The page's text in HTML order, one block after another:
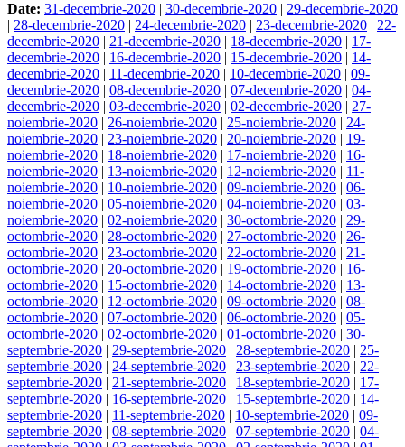
Date: 31-decembrie-2020 | 30-decembrie-2020 | 29-decembrie-2020
| 28-decembrie-2020 | 24-decembrie-2020 | 23-decembrie-2020 | 22-
decembrie-2020 | 21-decembrie-2020 | 18-decembrie-2020 | 17-
decembrie-2020 | 16-decembrie-2020 | 15-decembrie-2020 | 14-
decembrie-2020 | 11-decembrie-2020 | 10-decembrie-2020 | 09-
decembrie-2020 | 08-decembrie-2020 | 07-decembrie-2020 | 04-
decembrie-2020 | 03-decembrie-2020 | 02-decembrie-2020 | 27-
noiembrie-2020 | 26-noiembrie-2020 | 25-noiembrie-2020 | 24-
noiembrie-2020 | 23-noiembrie-2020 | 20-noiembrie-2020 | 19-
noiembrie-2020 | 18-noiembrie-2020 | 17-noiembrie-2020 | 16-
noiembrie-2020 | 13-noiembrie-2020 | 12-noiembrie-2020 | 11-
noiembrie-2020 | 10-noiembrie-2020 | 09-noiembrie-2020 | 06-
noiembrie-2020 | 05-noiembrie-2020 | 04-noiembrie-2020 | 03-
noiembrie-2020 | 02-noiembrie-2020 | 30-octombrie-2020 | 29-
octombrie-2020 | 28-octombrie-2020 | 27-octombrie-2020 | 26-
octombrie-2020 | 23-octombrie-2020 | 22-octombrie-2020 | 21-
octombrie-2020 | 20-octombrie-2020 | 19-octombrie-2020 | 16-
octombrie-2020 | 15-octombrie-2020 | 14-octombrie-2020 | 13-
octombrie-2020 | 12-octombrie-2020 | 09-octombrie-2020 | 08-
octombrie-2020 | 07-octombrie-2020 | 06-octombrie-2020 | 05-
octombrie-2020 | 02-octombrie-2020 | 01-octombrie-2020 | 30-
septembrie-2020 | 29-septembrie-2020 | 28-septembrie-2020 | 25-
septembrie-2020 | 24-septembrie-2020 | 23-septembrie-2020 | 22-
septembrie-2020 | 21-septembrie-2020 | 18-septembrie-2020 | 17-
septembrie-2020 | 16-septembrie-2020 | 15-septembrie-2020 | 14-
septembrie-2020 | 11-septembrie-2020 | 10-septembrie-2020 | 09-
septembrie-2020 | 08-septembrie-2020 | 07-septembrie-2020 | 04-